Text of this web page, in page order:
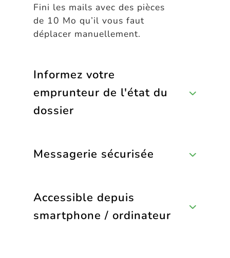
Fini les mails avec des pièces
de 10 Mo qu’il vous faut
déplacer manuellement.
Informez votre
emprunteur de l'état du
dossier
Messagerie sécurisée
Accessible depuis
smartphone / ordinateur